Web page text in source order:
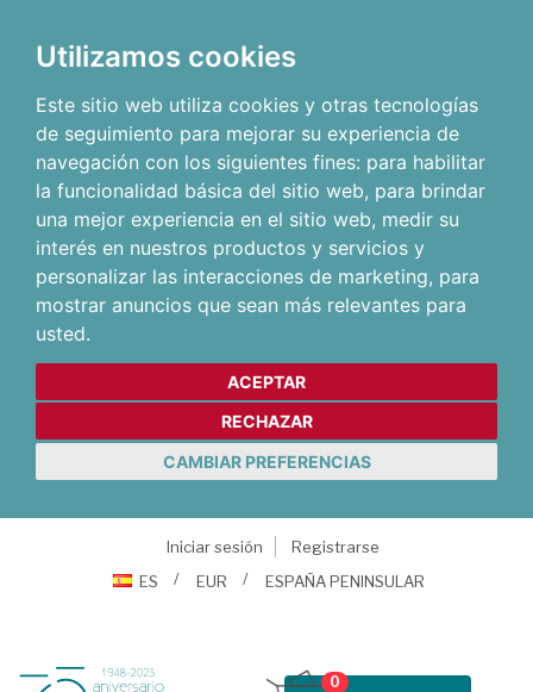
Utilizamos cookies
Este sitio web utiliza cookies y otras tecnologías
de seguimiento para mejorar su experiencia de
navegación con los siguientes fines: para habilitar
la funcionalidad básica del sitio web, para brindar
una mejor experiencia en el sitio web, medir su
interés en nuestros productos y servicios y
personalizar las interacciones de marketing, para
mostrar anuncios que sean más relevantes para
usted.
ACEPTAR
RECHAZAR
CAMBIAR PREFERENCIAS
Iniciar sesión
Registrarse
ES
EUR ESPAÑA PENINSULAR
0